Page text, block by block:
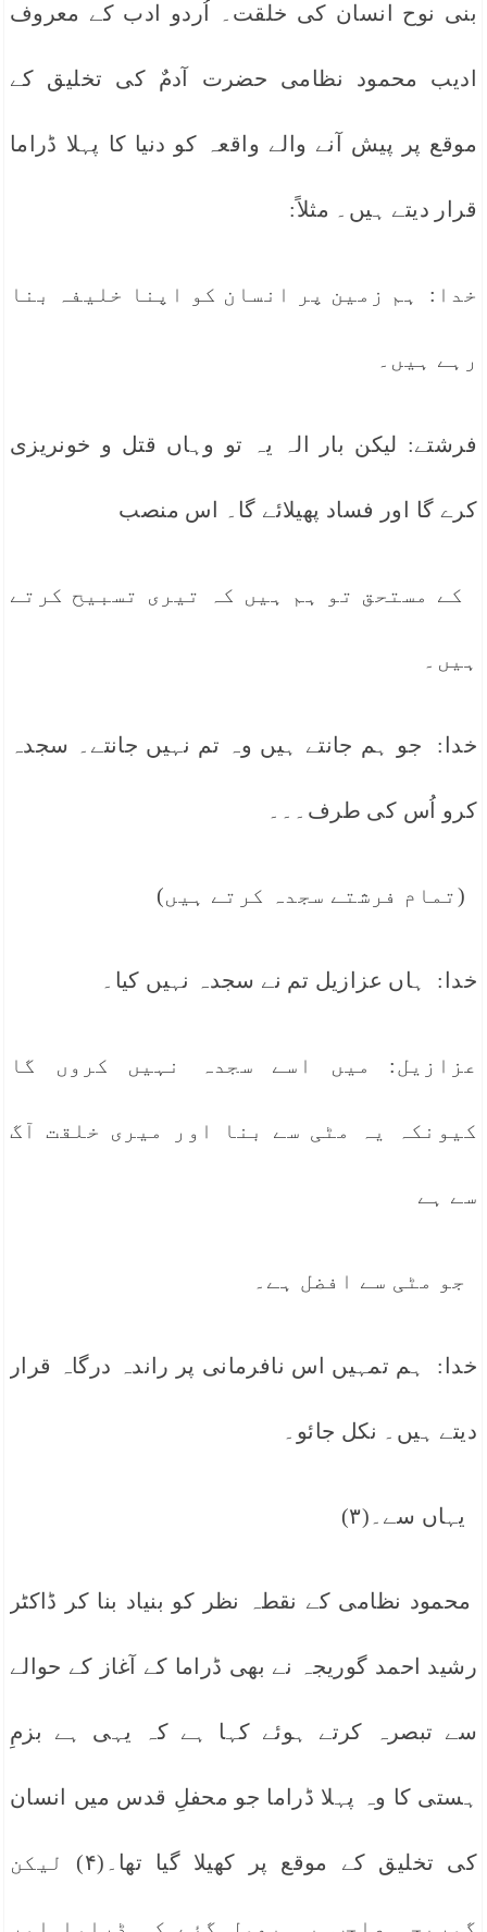
بنی نوح انسان کی خلقت۔ اُردو ادب کے معروف
ادیب محمود نظامی حضرت آدمٌ کی تخلیق کے
موقع پر پیش آنے والے واقعہ کو دنیا کا پہلا ڈراما
قرار دیتے ہیں۔ مثلاً:
خدا: ہم زمین پر انسان کو اپنا خلیفہ بنا
رہے ہیں۔
فرشتے: لیکن بار الہ یہ تو وہاں قتل و خونریزی
کرے گا اور فساد پھیلائے گا۔ اس منصب
کے مستحق تو ہم ہیں کہ تیری تسبیح کرتے
ہیں۔
خدا: جو ہم جانتے ہیں وہ تم نہیں جانتے۔ سجدہ
کرو اُس کی طرف۔۔۔
(تمام فرشتے سجدہ کرتے ہیں)
خدا: ہاں عزازیل تم نے سجدہ نہیں کیا۔
عزازیل: میں اسے سجدہ نہیں کروں گا
کیونکہ یہ مٹی سے بنا اور میری خلقت آگ
سے ہے
جو مٹی سے افضل ہے۔
خدا: ہم تمہیں اس نافرمانی پر راندہ درگاہ قرار
دیتے ہیں۔ نکل جائو۔
یہاں سے۔(۳)
محمود نظامی کے نقطہ نظر کو بنیاد بنا کر ڈاکٹر
رشید احمد گوریجہ نے بھی ڈراما کے آغاز کے حوالے
سے تبصرہ کرتے ہوئے کہا ہے کہ یہی ہے بزمِ
ہستی کا وہ پہلا ڈراما جو محفلِ قدس میں انسان
کی تخلیق کے موقع پر کھیلا گیا تھا۔(۴) لیکن